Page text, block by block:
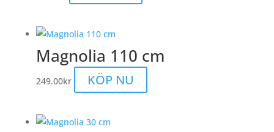
Magnolia 110 cm
249.00kr KÖP NU